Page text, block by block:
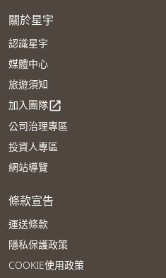
關於星宇
認識星宇
媒體中心
旅遊須知
加入團隊open_in_new
公司治理專區
投資人專區
網站導覽
條款宣告
運送條款
隱私保護政策
COOKIE使用政策